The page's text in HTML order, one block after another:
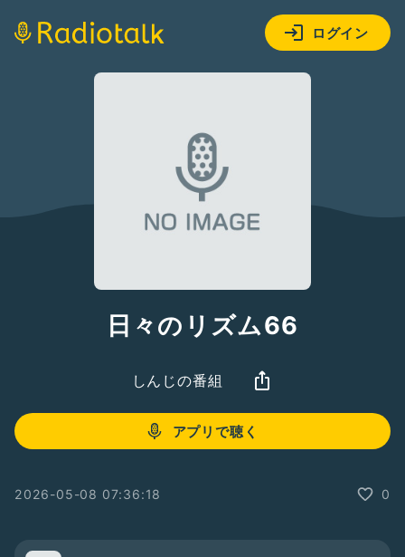
ログイン
日々のリズム66
しんじの番組
アプリで聴く
2026-05-08 07:36:18 0